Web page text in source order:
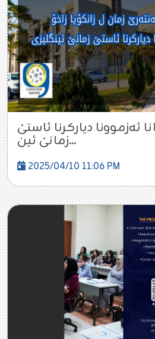
ئەزموونا دیارکرنا ئاستێ
زمانێ ئین...
2025/04/10 11:06 PM